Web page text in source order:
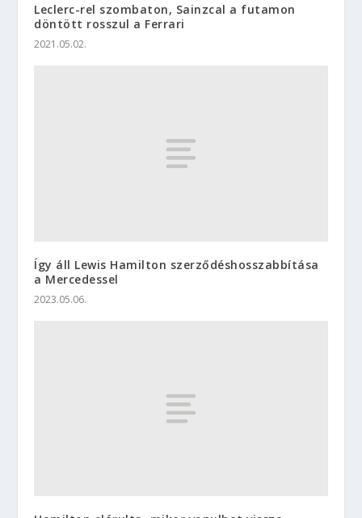
Leclerc-rel szombaton, Sainzcal a futamon
döntött rosszul a Ferrari
2021.05.02.
Így áll Lewis Hamilton szerződéshosszabbítása
a Mercedessel
2023.05.06.